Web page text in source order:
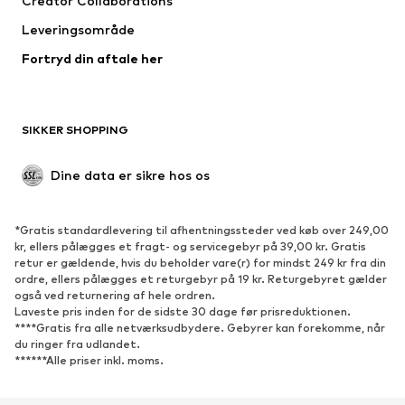
Leveringsområde
Fortryd din aftale her
SIKKER SHOPPING
Dine data er sikre hos os
*Gratis standardlevering til afhentningssteder ved køb over 249,00
kr, ellers pålægges et fragt- og servicegebyr på 39,00 kr. Gratis
retur er gældende, hvis du beholder vare(r) for mindst 249 kr fra din
ordre, ellers pålægges et returgebyr på 19 kr. Returgebyret gælder
også ved returnering af hele ordren.
Laveste pris inden for de sidste 30 dage før prisreduktionen.
****Gratis fra alle netværksudbydere. Gebyrer kan forekomme, når
du ringer fra udlandet.
******Alle priser inkl. moms.